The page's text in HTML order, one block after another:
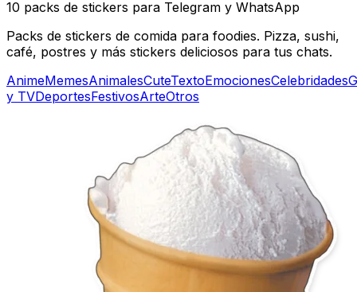
10 packs de stickers para Telegram y WhatsApp
Packs de stickers de comida para foodies. Pizza, sushi,
café, postres y más stickers deliciosos para tus chats.
AnimeMemesAnimalesCuteTextoEmocionesCelebridades
y TVDeportesFestivosArteOtros